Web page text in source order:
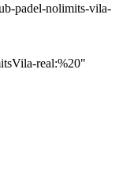
padel-nolimits-vila-
real:%20"